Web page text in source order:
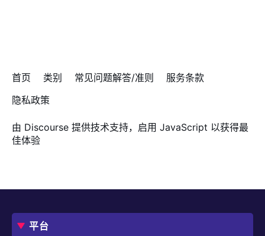
首页 类别 常见问题解答/准则
服务条款
隐私政策
由 Discourse 提供技术支持，启用 JavaScript 以获得最
佳体验
平台